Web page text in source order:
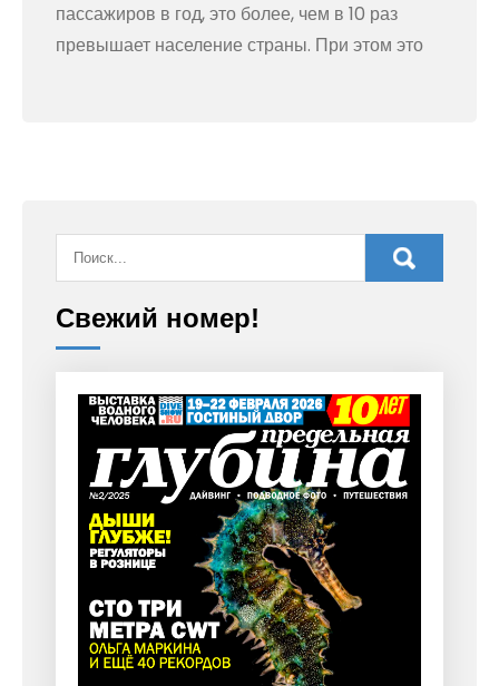
пассажиров в год, это более, чем в 10 раз
превышает население страны. При этом это
Свежий номер!